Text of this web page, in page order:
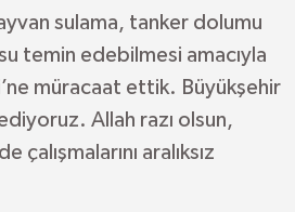
sulama, tanker dolumu
temin edebilmesi amacıyla
müracaat ettik. Büyükşehir
Allah razı olsun,
aralıksız